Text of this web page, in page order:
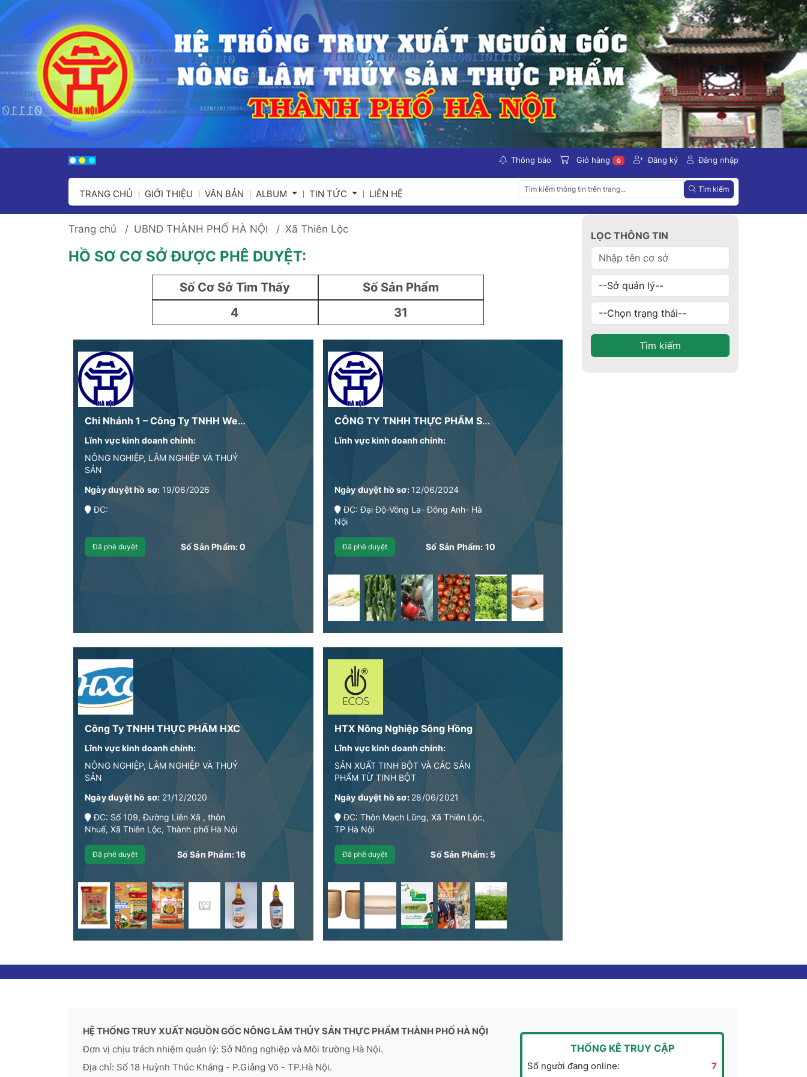
Thông báo Giỏ hàng 0 Đăng ký Đăng nhập
TRANG CHỦ GIỚI THIỆU VĂN BẢN ALBUM TIN TỨC LIÊN HỆ Tìm kiếm
Trang chủ UBND THÀNH PHỐ HÀ NỘI Xã Thiên Lộc
HỒ SƠ CƠ SỞ ĐƯỢC PHÊ DUYỆT:
Số Cơ Sở Tìm Thấy
4
Số Sản Phẩm
31
Chi Nhánh 1 – Công Ty TNHH Wellbeing Trade Center & Packing
Lĩnh vực kinh doanh chính:
NÔNG NGHIỆP, LÂM NGHIỆP VÀ THUỶ
SẢN
Ngày duyệt hồ sơ: 19/06/2026
ĐC:
Đã phê duyệt Số Sản Phẩm:0
CÔNG TY TNHH THỰC PHẨM SẠCH TRẦN HÙNG
Lĩnh vực kinh doanh chính:
Ngày duyệt hồ sơ: 12/06/2024
ĐC: Đại Độ-Võng La- Đông Anh- Hà
Nội
Đã phê duyệt Số Sản Phẩm: 10
Công Ty TNHH THỰC PHẨM HXC
Lĩnh vực kinh doanh chính:
NÔNG NGHIỆP, LÂM NGHIỆP VÀ THUỶ
SẢN
Ngày duyệt hồ sơ: 21/12/2020
ĐC: Số 109, Đường Liên Xã , thôn
Nhuế, Xã Thiên Lộc, Thành phố Hà Nội
Đã phê duyệt Số Sản Phẩm:16
HTX Nông Nghiệp Sông Hồng
Lĩnh vực kinh doanh chính:
SẢN XUẤT TINH BỘT VÀ CÁC SẢN
PHẨM TỪ TINH BỘT
Ngày duyệt hồ sơ: 28/06/2021
ĐC: Thôn Mạch Lũng, Xã Thiên Lộc,
TP Hà Nội
Đã phê duyệt Số Sản Phẩm: 5
LỌC THÔNG TIN
Tìm kiếm
HỆ THỐNG TRUY XUẤT NGUỒN GỐC NÔNG LÂM THỦY SẢN THỰC PHẨM THÀNH PHỐ HÀ NỘI
Đơn vị chịu trách nhiệm quản lý: Sở Nông nghiệp và Môi trường Hà Nội.
Địa chỉ: Số 18 Huỳnh Thúc Kháng - P.Giảng Võ - TP.Hà Nội.
THỐNG KÊ TRUY CẬP
Số người đang online: 7